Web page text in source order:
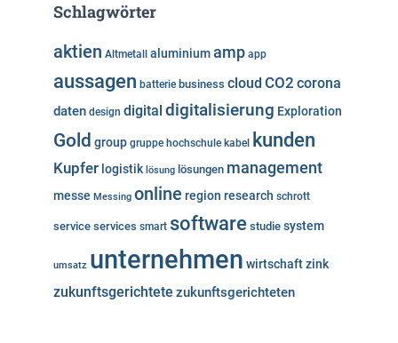
Schlagwörter
aktien Altmetall aluminiumamp app
aussagen batterie business cloud CO2 corona
daten design digital digitalisierung Exploration
Gold group gruppe hochschule kabel kunden
Kupfer logistik lösung lösungen management
messe Messing online region research schrott
service services smart software studie system
umsatz unternehmen wirtschaftzink
zukunftsgerichtete zukunftsgerichteten